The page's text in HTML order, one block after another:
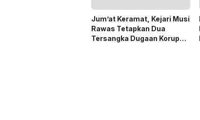
Jum’at Keramat, Kejari Musi
Rawas Tetapkan Dua
Tersangka Dugaan Korupsi